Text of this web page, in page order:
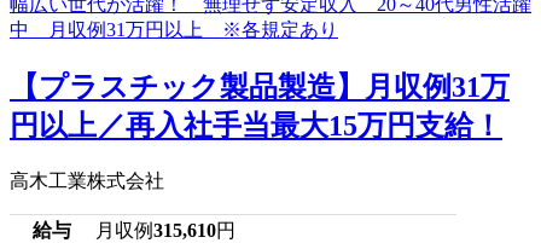
【プラスチック製品製造】月収例31万
円以上／再入社手当最大15万円支給！
高木工業株式会社
給与 月収例315,610円